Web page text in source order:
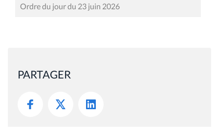
Ordre du jour du 23 juin 2026
PARTAGER